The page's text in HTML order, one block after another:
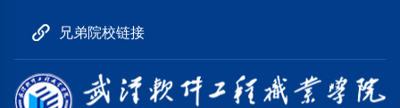
兄弟院校链接